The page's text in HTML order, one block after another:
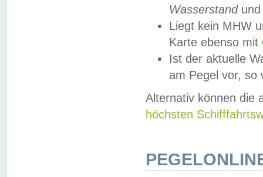
Wasserstandund
Liegt kein MHW
Karte ebenso mit
Ist der aktuelle
am Pegel vor,
Alternativ können die
höchsten